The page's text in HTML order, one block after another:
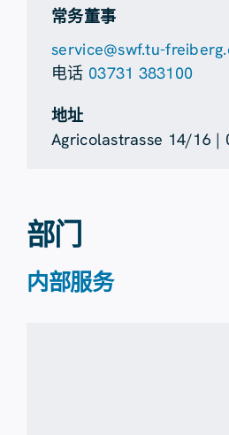
常务董事
service@swf.tu-
电话 03731 383100
地址
Agricolastrasse 14/16 |
部门
内部服务